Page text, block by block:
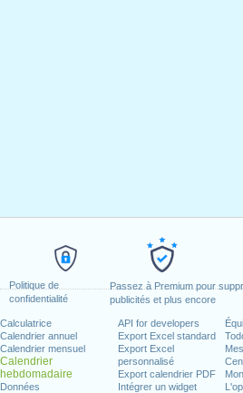
Politique de
confidentialité
Passez à Premium pour
publicités et plus encore
Calculatrice
Calendrier annuel
Calendrier mensuel
Calendrier
hebdomadaire
Données
API for developers
Export Excel standard
Export Excel
personnalisé
Export calendrier PDF
Intégrer un widget